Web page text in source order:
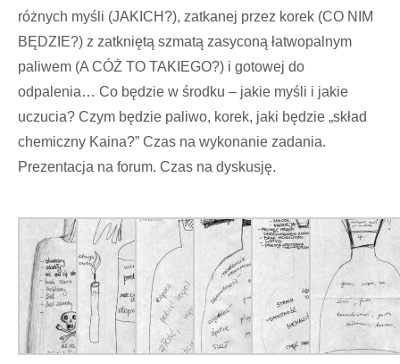
różnych myśli (JAKICH?), zatkanej przez korek (CO NIM
BĘDZIE?) z zatkniętą szmatą zasyconą łatwopalnym
paliwem (A CÓŻ TO TAKIEGO?) i gotowej do
odpalenia… Co będzie w środku – jakie myśli i jakie
uczucia? Czym będzie paliwo, korek, jaki będzie „skład
chemiczny Kaina?” Czas na wykonanie zadania.
Prezentacja na forum. Czas na dyskusję.